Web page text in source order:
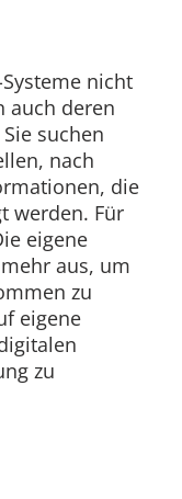
nicht
auch deren
suchen
nach
die
werden. Für
eigene
aus, um
zu
eigene
zu